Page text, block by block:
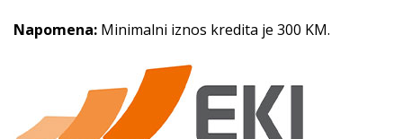
Napomena: Minimalni iznos kredita je 300 KM.